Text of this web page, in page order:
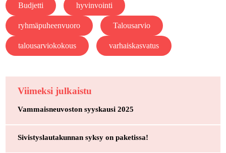
Budjetti hyvinvointi
ryhmäpuheenvuoro Talousarvio
talousarviokokous varhaiskasvatus
Viimeksi julkaistu
Vammaisneuvoston syyskausi 2025
Sivistyslautakunnan syksy on paketissa!